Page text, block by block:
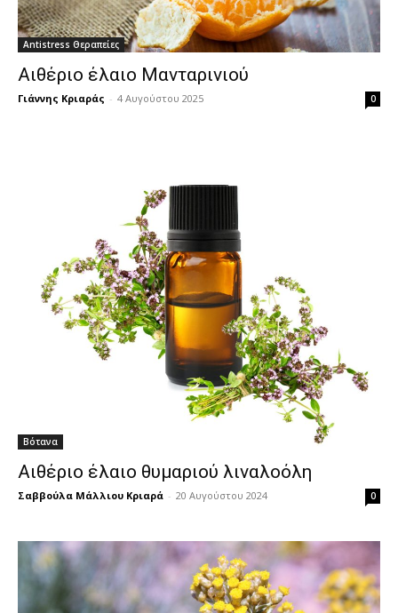
Antistress Θεραπείες
Αιθέριο έλαιο Μανταρινιού
Γιάννης Κριαράς - 4 Αυγούστου 2025 0
Βότανα
Αιθέριο έλαιο θυμαριού λιναλοόλη
Σαββούλα Μάλλιου Κριαρά - 20 Αυγούστου 2024 0